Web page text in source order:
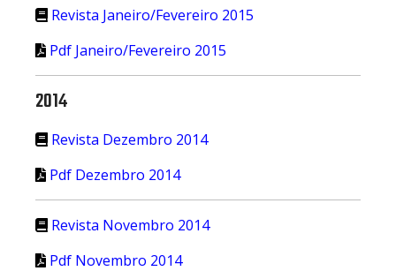
Revista Janeiro/Fevereiro 2015
Pdf Janeiro/Fevereiro 2015
2014
Revista Dezembro 2014
Pdf Dezembro 2014
Revista Novembro 2014
Pdf Novembro 2014